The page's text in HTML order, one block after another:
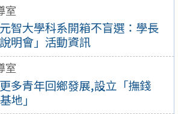
室
智大學科系開箱不盲選：學長
明會」活動資訊
室
多青年回鄉發展,設立「撫錢
地」